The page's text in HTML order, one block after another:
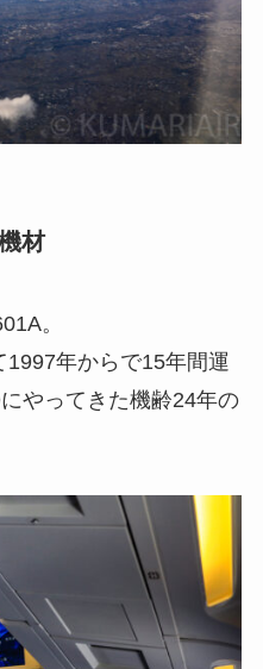
材
。
1997年からで15年間運
やってきた機齢24年の